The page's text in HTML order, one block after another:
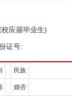
应届毕业生)
证号:
民族
婚否